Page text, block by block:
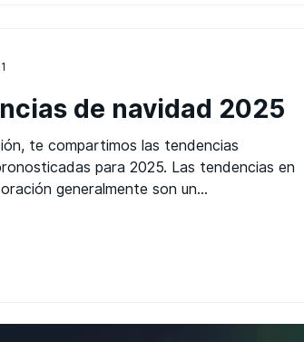
de navidad 2025
te compartimos las tendencias
para 2025. Las tendencias en
generalmente son un...